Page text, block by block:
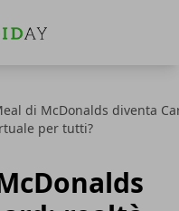
di McDonalds diventa
per tutti?